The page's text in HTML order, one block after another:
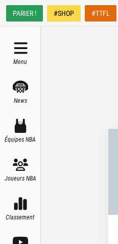
PARIER ! #SHOP #TTFL
Menu
News
Équipes NBA
Joueurs NBA
Classement